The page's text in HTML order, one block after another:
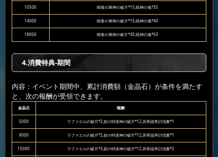
10500 晴春の軍神の破片*15,戦神の魂*35
14000 晴春の軍神の破片*15,戦神の魂*40
18000 晴春の軍神の破片*30,戦神の魂*50
4.消費特典-期間
内容：イベント期間中、累計消費額（金晶石）が条件を満たす
と、次の報酬が受領できます。
金晶石 報酬
5000 ラファエルの破片*2,妖の特攻神の破片*12,异界战争討伐書*1
9000 ラファエルの破片*2,妖の特攻神の破片*12,异界战争討伐書*1
15000 ラファエルの破片*3,妖の特攻神の破片*12,异界战争討伐書*2